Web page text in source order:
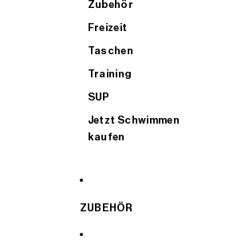
Zubehör
Freizeit
Taschen
Training
SUP
Jetzt Schwimmen
kaufen
ZUBEHÖR